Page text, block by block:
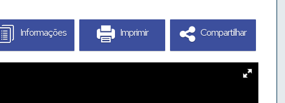
Informações Imprimir Compartilhar